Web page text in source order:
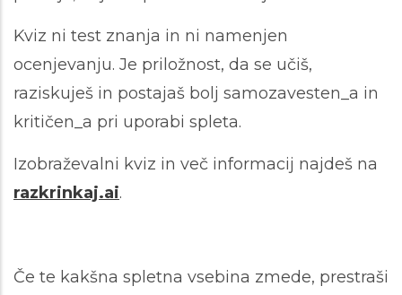
Kviz ni test znanja in ni namenjen
ocenjevanju. Je priložnost, da se učiš,
raziskuješ in postajaš bolj samozavesten_a in
kritičen_a pri uporabi spleta.
Izobraževalni kviz in več informacij najdeš na
razkrinkaj.ai.
Če te kakšna spletna vsebina zmede, prestraši